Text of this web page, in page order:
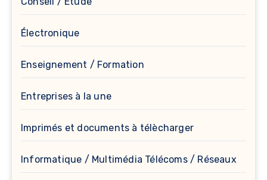
Électronique
Enseignement / Formation
Entreprises à la une
Imprimés et documents à télècharger
Informatique / Multimédia Télécoms / Réseaux